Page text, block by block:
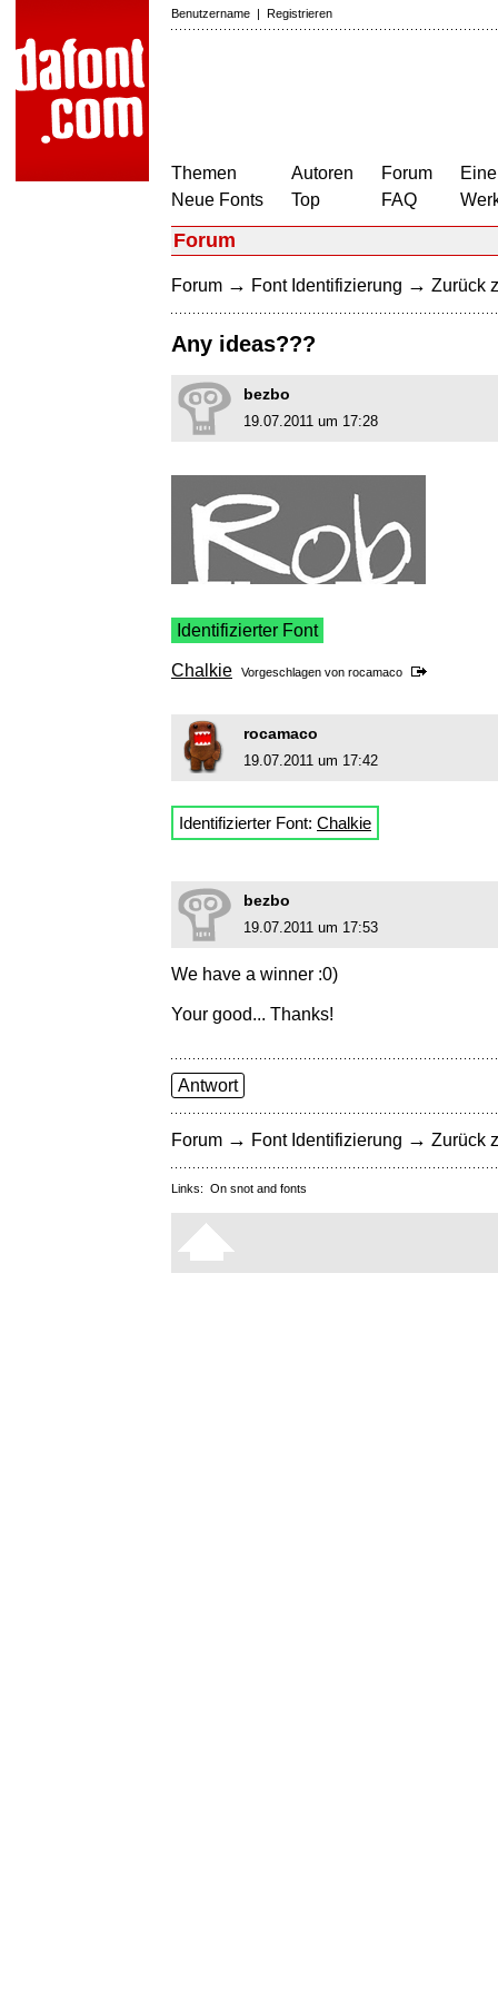
Benutzername | Registrieren
Themen
Neue Fonts
Autoren
Top
Forum
FAQ
Forum
Forum → Font Identifizierung → Zurück
Any ideas???
bezbo
19.07.2011 um 17:28
Identifizierter Font
Chalkie Vorgeschlagen von rocamaco
rocamaco
19.07.2011 um 17:42
Identifizierter Font: Chalkie
bezbo
19.07.2011 um 17:53
We have a winner :0)
Your good... Thanks!
Antwort
Forum → Font Identifizierung → Zurück
Links: On snot and fonts